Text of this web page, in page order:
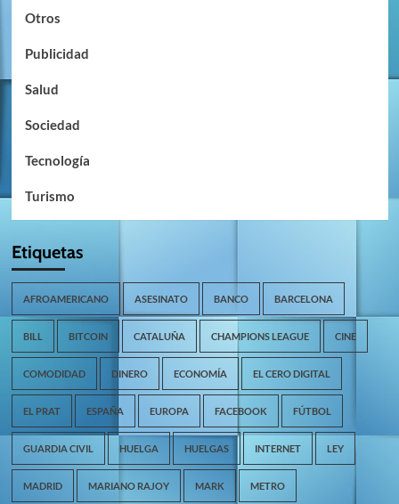
Otros
Publicidad
Salud
Sociedad
Tecnología
Turismo
Etiquetas
AFROAMERICANO ASESINATO BANCO BARCELONA
BILL BITCOIN CATALUÑA CHAMPIONS LEAGUE CINE
COMODIDAD DINERO ECONOMÍA EL CERO DIGITAL
EL PRAT ESPAÑA EUROPA FACEBOOK FÚTBOL
GUARDIA CIVIL HUELGA HUELGAS INTERNET LEY
MADRID MARIANO RAJOY MARK METRO